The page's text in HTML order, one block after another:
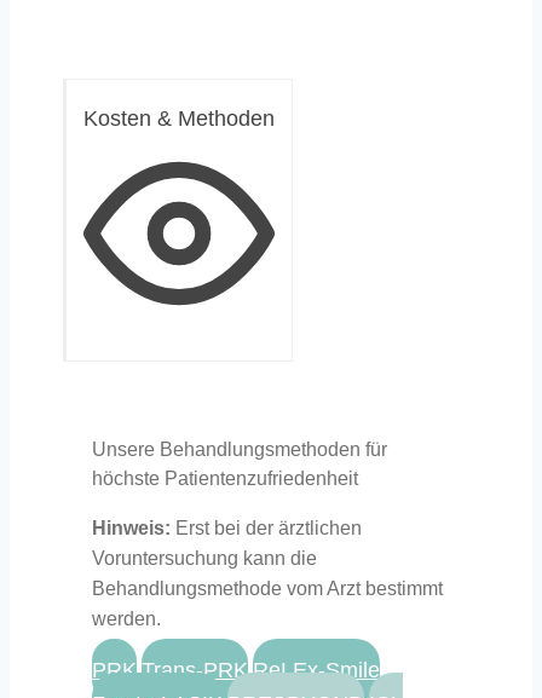
Kosten & Methoden
Unsere Behandlungsmethoden für
höchste Patientenzufriedenheit
Hinweis: Erst bei der ärztlichen
Voruntersuchung kann die
Behandlungsmethode vom Arzt bestimmt
werden.
PRK Trans-PRK ReLEx-Smile